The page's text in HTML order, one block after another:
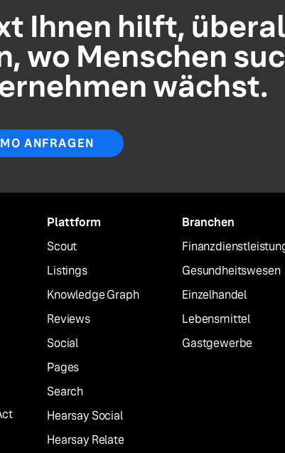
Ihnen hilft,
wo Menschen
wächst.
ANFRAGEN
Plattform
Scout
Listings
Knowledge Graph
Reviews
Social
Pages
Search
Hearsay Social
Hearsay Relate
Branchen
Gesundheitswesen
Einzelhandel
Lebensmittel
Gastgewerbe